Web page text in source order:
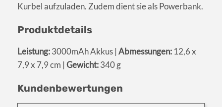
Kurbel aufzuladen. Zudem dient sie als Powerbank.
Produktdetails
Leistung:3000mAh Akkus | Abmessungen: 12,6 x
7,9 x 7,9 cm | Gewicht:340 g
Kundenbewertungen